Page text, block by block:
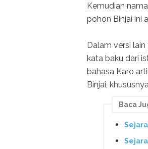
Kemudian
pohon Binjai ini
Dalam versi
kata baku dari
bahasa Karo
Binjai,
Baca